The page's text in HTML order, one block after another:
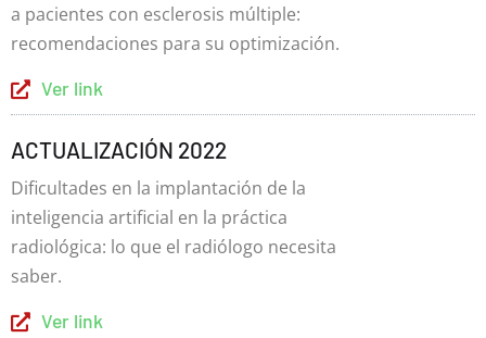
a pacientes con esclerosis múltiple:
recomendaciones para su optimización.
Ver link
ACTUALIZACIÓN 2022
Dificultades en la implantación de la
inteligencia artificial en la práctica
radiológica: lo que el radiólogo necesita
saber.
Ver link